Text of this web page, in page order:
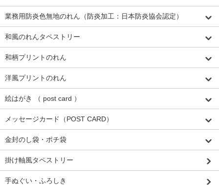
業務用防炎色無地のれん（防炎加工：日本防炎協会認定）
和風のれんタペストリー
和柄プリントのれん
洋風プリントのれん
絵はがき （ post card ）
メッセージカード（POST CARD）
金封のし袋・ポチ袋
掛け軸風タペストリー
手ぬぐい・ふろしき